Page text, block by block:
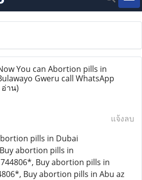
You can Abortion pills in
Gweru call WhatsApp
อ่าน)
แจ้งลบ
pills in Dubai
abortion pills in
Buy abortion pills in
Buy abortion pills in Abu az